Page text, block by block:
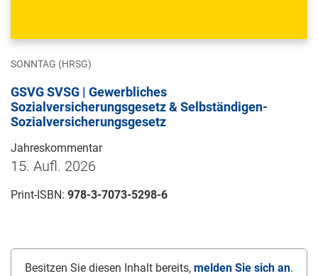
SONNTAG (HRSG)
GSVG SVSG | Gewerbliches
Sozialversicherungsgesetz & Selbständigen-
Sozialversicherungsgesetz
Jahreskommentar
15. Aufl. 2026
Print-ISBN: 978-3-7073-5298-6
Besitzen Sie diesen Inhalt bereits, melden Sie sich an.